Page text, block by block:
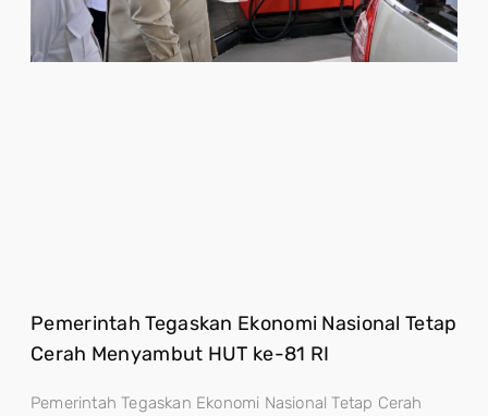
Pemerintah Tegaskan Ekonomi Nasional Tetap
Cerah Menyambut HUT ke-81 RI
Pemerintah Tegaskan Ekonomi Nasional Tetap Cerah